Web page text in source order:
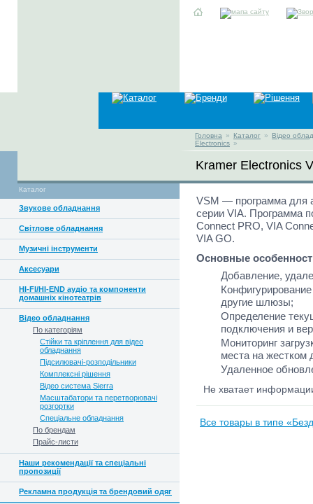
Головна » Каталог »
Відео
Electronics »
Kramer Electronics
Каталог
Звукове обладнання
Світлове обладнання
Музичні інструменти
Аксесуари
HI-FI/HI-END аудіо та компоненти
домашніх кінотеатрів
Відео обладнання
По категоріям
Стійки та кріплення для відео
обладнання
Підсилювачі-розподільники
Комплексні рішення
Відео система Sierra
Масштабатори та перетворювачі
розгортки
Спеціальне обладнання
По брендам
Прайс-листи
Наши рекомендації та спеціальні
пропозиції
Рекламна продукція та брендовий одяг
VSM — программа для
серии VIA. Программа
Connect PRO, VIA
VIA GO.
Основные
Добавление,
другие шлюзы;
Определение
подключения и
Мониторинг
места на жестком
Удаленное
Не хватает
Все товары в типе